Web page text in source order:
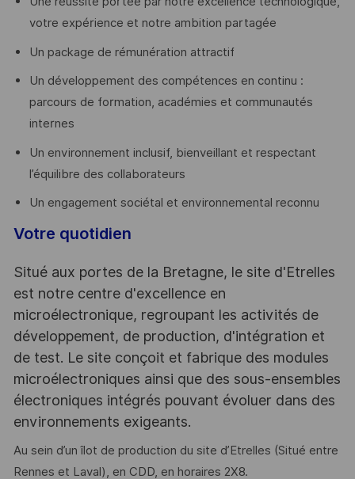
votre expérience et notre ambition partagée
Un package de rémunération attractif
Un développement des compétences en continu :
parcours de formation, académies et communautés
internes
Un environnement inclusif, bienveillant et respectant
l’équilibre des collaborateurs
Un engagement sociétal et environnemental reconnu
Votre quotidien
Situé aux portes de la Bretagne, le site d'Etrelles
est notre centre d'excellence en
microélectronique, regroupant les activités de
développement, de production, d'intégration et
de test. Le site conçoit et fabrique des modules
microélectroniques ainsi que des sous-ensembles
électroniques intégrés pouvant évoluer dans des
environnements exigeants.
Au sein d’un îlot de production du site d’Etrelles (Situé entre
Rennes et Laval), en CDD, en horaires 2X8.